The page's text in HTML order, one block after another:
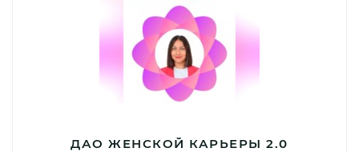
ДАО ЖЕНСКОЙ КАРЬЕРЫ 2.0